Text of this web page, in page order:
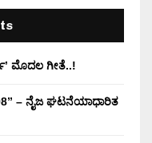
ಮೊದಲ‌ ಗೀತೆ..!
– ನೈಜ ಘಟನೆಯಾಧಾರಿತ